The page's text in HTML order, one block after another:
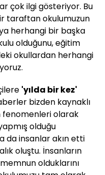
çok ilgi gösteriyor. Bu
taraftan okulumuzun
herhangi bir başka
olduğunu, eğitim
okullardan herhangi
'yılda bir kez'
bizden kaynaklı
fenomenleri olarak
olduğu
da insanlar akın etti
oluştu. İnsanların
olduklarını